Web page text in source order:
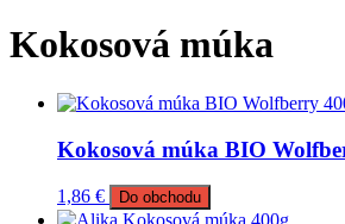
Kokosová múka
Kokosová múka BIO
1,86 € Do obchodu